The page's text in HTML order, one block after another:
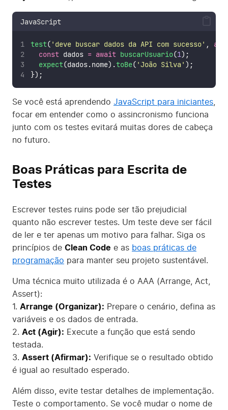
JavaScript
test( ' deve buscar dados da API com sucesso' ,
const dados = await buscarUsuario(1);
expect(dados.nome).toBe( 'João Silva' );
});
Se você está aprendendo JavaScript para iniciantes
focar em entender como o assincronismo funciona
junto com os testes evitará muitas dores de cabeça
no futuro.
Boas Práticas para Escrita de
Testes
Escrever testes ruins pode ser tão prejudicial
quanto não escrever testes. Um teste deve ser fácil
de ler e ter apenas um motivo para falhar. Siga os
princípios de Clean Code e as boas práticas de
programação para manter seu projeto sustentável.
Uma técnica muito utilizada é o AAA (Arrange, Act,
Assert):
1. Arrange (Organizar): Prepare o cenário, defina as
variáveis e os dados de entrada.
2. Act (Agir): Execute a função que está sendo
testada.
3. Assert (Afirmar): Verifique se o resultado obtido
é igual ao resultado esperado.
Além disso, evite testar detalhes de implementação.
Teste o comportamento. Se você mudar o nome de